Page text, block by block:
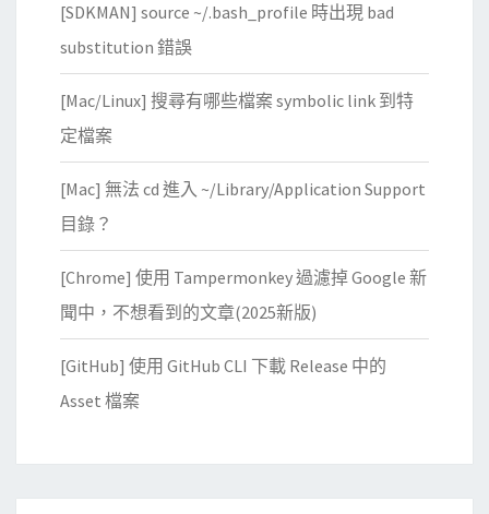
[SDKMAN] source ~/.bash_profile 時出現 bad
substitution 錯誤
[Mac/Linux] 搜尋有哪些檔案 symbolic link 到特
定檔案
[Mac] 無法 cd 進入 ~/Library/Application Support
目錄？
[Chrome] 使用 Tampermonkey 過濾掉 Google 新
聞中，不想看到的文章(2025新版)
[GitHub] 使用 GitHub CLI 下載 Release 中的
Asset 檔案